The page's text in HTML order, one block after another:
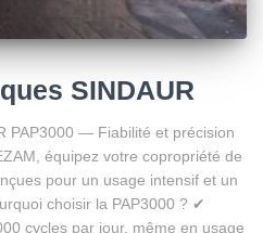
SINDAUR
PAP3000 — Fiabilité et précision
équipez votre copropriété de
pour un usage intensif et un
choisir la PAP3000 ? ✔
cycles par jour, même en usage